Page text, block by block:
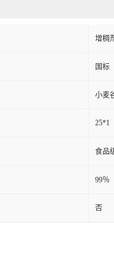
增稠
国标
小麦
25*1
食品
99％
否